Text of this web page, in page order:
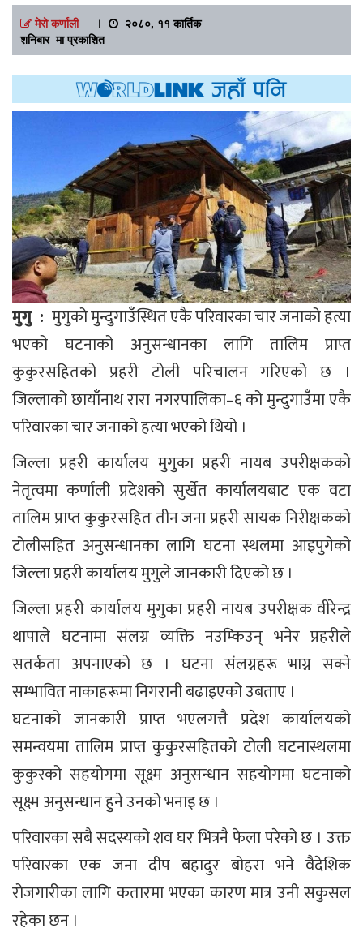
मेरो कर्णाली।
२०८०, ११ कार्तिक
शनिबार मा प्रकाशित
मुगु : मुगुको मुन्दुगाउँस्थित एकै परिवारका चार जनाको हत्या
भएको घटनाको अनुसन्धानका लागि तालिम प्राप्त
कुकुरसहितको प्रहरी टोली परिचालन गरिएको छ ।
जिल्लाको छायाँनाथ रारा नगरपालिका–६ को मुन्दुगाउँमा एकै
परिवारका चार जनाको हत्या भएको थियो ।
जिल्ला प्रहरी कार्यालय मुगुका प्रहरी नायब उपरीक्षकको
नेतृत्वमा कर्णाली प्रदेशको सुर्खेत कार्यालयबाट एक वटा
तालिम प्राप्त कुकुरसहित तीन जना प्रहरी सायक निरीक्षकको
टोलीसहित अनुसन्धानका लागि घटना स्थलमा आइपुगेको
जिल्ला प्रहरी कार्यालय मुगुले जानकारी दिएको छ ।
जिल्ला प्रहरी कार्यालय मुगुका प्रहरी नायब उपरीक्षक वीरेन्द्र
थापाले घटनामा संलग्न व्यक्ति नउम्किउन् भनेर प्रहरीले
सतर्कता अपनाएको छ । घटना संलग्नहरू भाग्न सक्ने
सम्भावित नाकाहरूमा निगरानी बढाइएको उबताए ।
घटनाको जानकारी प्राप्त भएलगत्तै प्रदेश कार्यालयको
समन्वयमा तालिम प्राप्त कुकुरसहितको टोली घटनास्थलमा
कुकुरको सहयोगमा सूक्ष्म अनुसन्धान सहयोगमा घटनाको
सूक्ष्म अनुसन्धान हुने उनको भनाइ छ ।
परिवारका सबै सदस्यको शव घर भित्रनै फेला परेको छ । उक्त
परिवारका एक जना दीप बहादुर बोहरा भने वैदेशिक
रोजगारीका लागि कतारमा भएका कारण मात्र उनी सकुसल
रहेका छन ।